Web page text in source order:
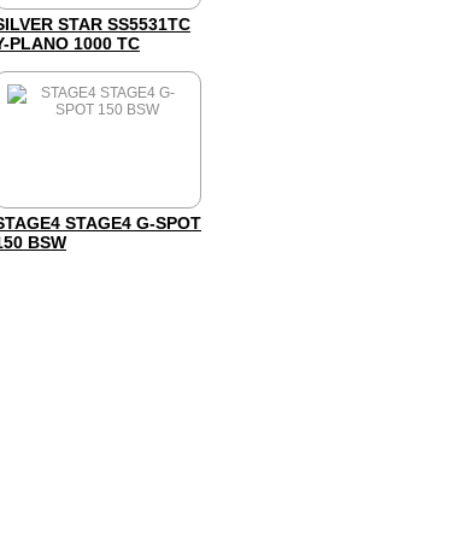
STAR SS5531TC
PLANO 1000 TC
STAGE4 G-SPOT
BSW